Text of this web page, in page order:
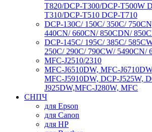
T820/DCP-T300/DCP-T500W
T310/DCP-T510 DCP-T710
DCP-130C/ 150C/ 350C/
440CN/ 660CN/ 850CDN/
DCP-145C/ 195C/ 385C/
250C/ 290C/ 790CW/ 5490CN/
MFC-J2510/2310
MFC-J6510DW, MFC-
MFC-J5910DW, DCP-J525W,
J925DW,MFC-J280W, MFC
СНПЧ
для Epson
для Canon
для HP